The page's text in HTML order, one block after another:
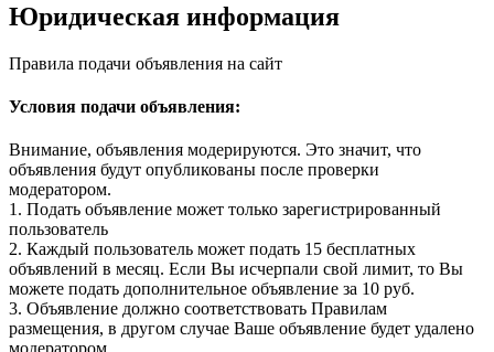
Юридическая информация
Правила подачи объявления на сайт
Условия подачи объявления:
Внимание, объявления модерируются. Это значит, что
объявления будут опубликованы после проверки
модератором.
1. Подать объявление может только зарегистрированный
пользователь
2. Каждый пользователь может подать 15 бесплатных
объявлений в месяц. Если Вы исчерпали свой лимит, то Вы
можете подать дополнительное объявление за 10 руб.
3. Объявление должно соответствовать Правилам
размещения, в другом случае Ваше объявление будет удалено